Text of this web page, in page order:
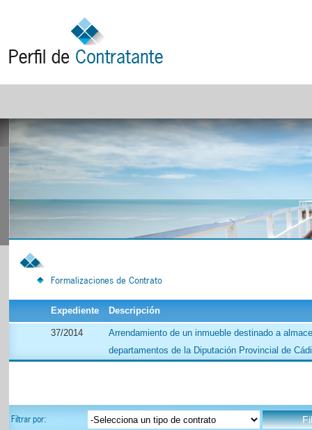
Formalizaciones de Contrato
Expediente Descripción
37/2014
Arrendamiento de un inmueble destinado a
departamentos de la Diputación Provincial de
Filtrar por: